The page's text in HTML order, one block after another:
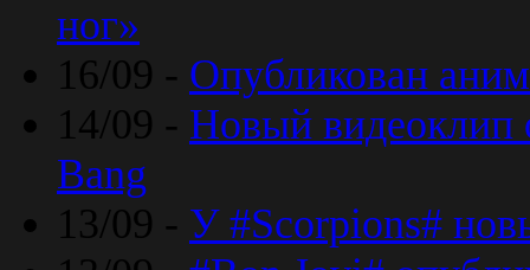
ног»
16/09 - Опубликован
14/09 - Новый видеоклип
Bang
13/09 - У #Scorpions#